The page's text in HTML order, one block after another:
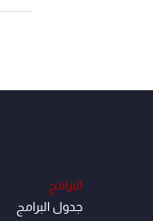
البرامج
جدول البرامج